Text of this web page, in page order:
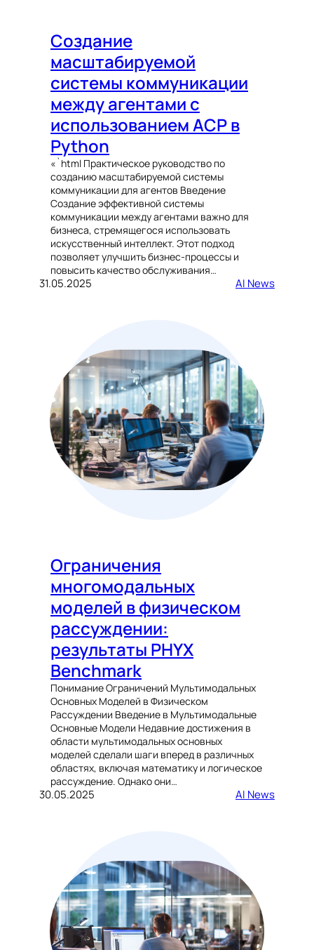
Создание
масштабируемой
системы коммуникации
между агентами с
использованием ACP в
Python
«`html Практическое руководство по
созданию масштабируемой системы
коммуникации для агентов Введение
Создание эффективной системы
коммуникации между агентами важно для
бизнеса, стремящегося использовать
искусственный интеллект. Этот подход
позволяет улучшить бизнес-процессы и
повысить качество обслуживания…
31.05.2025 AI News
Ограничения
многомодальных
моделей в физическом
рассуждении:
результаты PHYX
Benchmark
Понимание Ограничений Мультимодальных
Основных Моделей в Физическом
Рассуждении Введение в Мультимодальные
Основные Модели Недавние достижения в
области мультимодальных основных
моделей сделали шаги вперед в различных
областях, включая математику и логическое
рассуждение. Однако они…
30.05.2025 AI News